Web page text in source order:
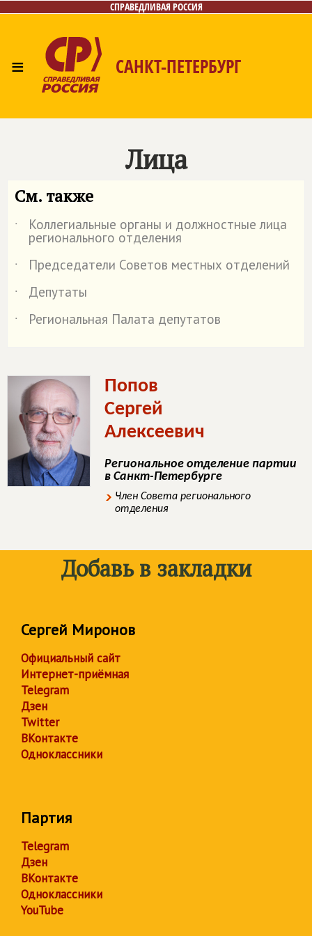
СПРАВЕДЛИВАЯ РОССИЯ
≡ САНКТ-ПЕТЕРБУРГ
Контакты
Лица
См. также
˙ Коллегиальные органы и должностные лица
регионального отделения
˙
Председатели Советов местных отделений
˙
Депутаты
˙
Региональная Палата депутатов
Попов
Сергей
Алексеевич
Региональное отделение партии
в Санкт-Петербурге
Член Совета регионального
отделения
Добавь в закладки
Сергей Миронов
Официальный сайт
Интернет-приёмная
Telegram
Дзен
Twitter
ВКонтакте
Одноклассники
Партия
Telegram
Дзен
ВКонтакте
Одноклассники
YouTube